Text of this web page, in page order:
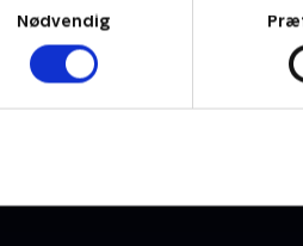
Nødvendig
kamp